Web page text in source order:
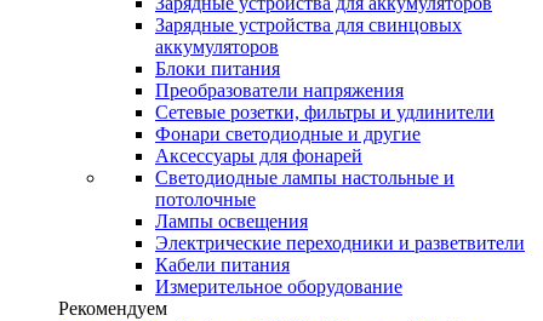
Зарядные устройства для свинцовых
аккумуляторов
Блоки питания
Преобразователи напряжения
Сетевые розетки, фильтры и удлинители
Фонари светодиодные и другие
Аксессуары для фонарей
Светодиодные лампы настольные и
потолочные
Лампы освещения
Электрические переходники и разветвители
Кабели питания
Измерительное оборудование
Рекомендуем